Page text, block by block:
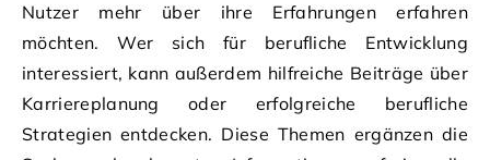
Nutzer mehr über ihre Erfahrungen erfahren
möchten. Wer sich für berufliche Entwicklung
interessiert, kann außerdem hilfreiche Beiträge über
Karriereplanung oder erfolgreiche berufliche
Strategien entdecken. Diese Themen ergänzen die